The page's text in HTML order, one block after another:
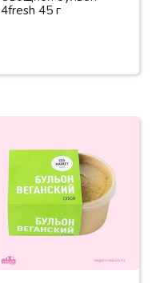
4fresh 45 г